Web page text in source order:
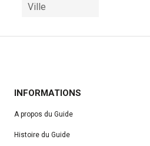
Ville
INFORMATIONS
A propos du Guide
Histoire du Guide